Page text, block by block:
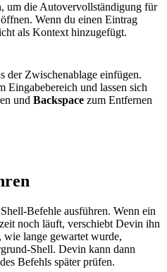
um die Autovervollständigung für
Wenn du einen Eintrag
als Kontext hinzugefügt.
der Zwischenablage einfügen.
Eingabebereich und lassen sich
und Backspace zum Entfernen
Befehle ausführen. Wenn ein
noch läuft, verschiebt Devin ihn
lange gewartet wurde,
Shell. Devin kann dann
Befehls später prüfen.